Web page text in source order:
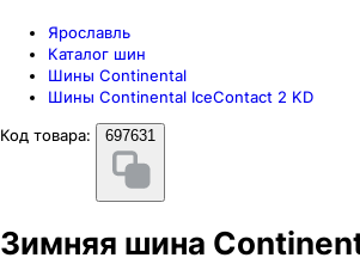
Ярославль
Каталог шин
Шины Continental
Шины Continental IceContact 2 KD
Код товара:
697631
Зимняя шина